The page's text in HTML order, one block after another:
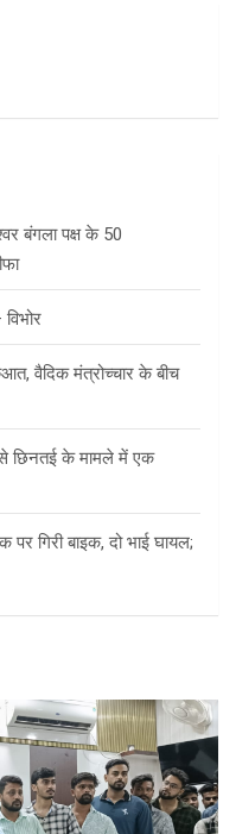
बंगला पक्ष के 50
वैदिक मंत्रोच्चार के बीच
से छिनतई के मामले में एक
गिरी बाइक, दो भाई घायल;